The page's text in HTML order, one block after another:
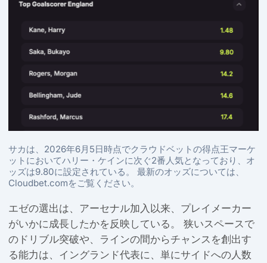
サカは、2026年6月5日時点でクラウドベットの得点王マーケ
ットにおいてハリー・ケインに次ぐ2番人気となっており、オ
ッズは9.80に設定されている。 最新のオッズについては、
Cloudbet.comをご覧ください。
エゼの選出は、アーセナル加入以来、プレイメーカー
がいかに成長したかを反映している。 狭いスペースで
のドリブル突破や、ラインの間からチャンスを創出す
る能力は、イングランド代表に、単にサイドへの人数